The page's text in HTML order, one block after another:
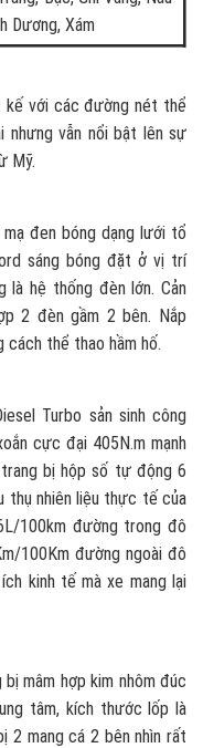
Dương, Xám
với các đường nét thể
nhưng vẫn nổi bật lên sự
Mỹ.
đen bóng dạng lưới tổ
sáng bóng đặt ở vị trí
là hệ thống đèn lớn. Cản
2 đèn gầm 2 bên. Nắp
cách thể thao hầm hố.
Turbo sản sinh công
cực đại 405N.m mạnh
bị hộp số tự động 6
thụ nhiên liệu thực tế của
100km đường trong đô
100Km đường ngoài đô
kinh tế mà xe mang lại
mâm hợp kim nhôm đúc
tâm, kích thước lốp là
2 mang cá 2 bên nhìn rất